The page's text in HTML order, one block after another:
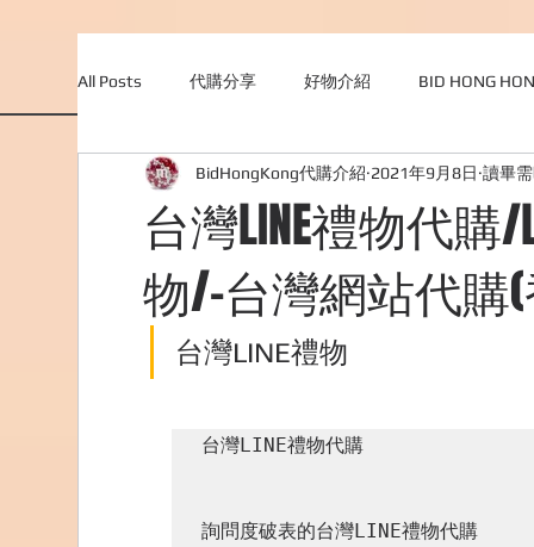
All Posts 代購分享 好物介紹 BID HONG
外國購物網站介紹 ABOUT ME ABOUT
美食團購 購物 台灣代購網站
台灣LINE禮物代
物/-台灣網站代購
BidHongKong代購介紹 2021年9月8日 讀畢
台灣LINE禮物
台灣LINE禮物代購
詢問度破表的台灣LINE禮物代購